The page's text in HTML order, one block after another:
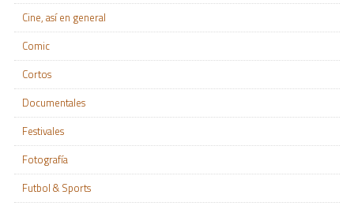
Cine, así en general
Comic
Cortos
Documentales
Festivales
Fotografía
Futbol & Sports